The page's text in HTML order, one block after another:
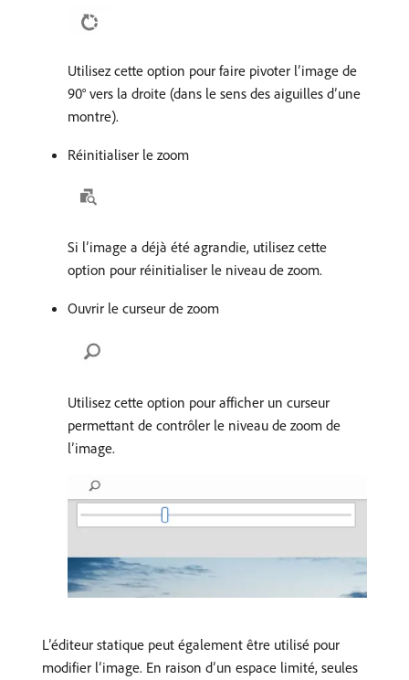
Utilisez cette option pour faire pivoter l’image de
90° vers la droite (dans le sens des aiguilles d’une
montre).
Réinitialiser le zoom
Si l’image a déjà été agrandie, utilisez cette
option pour réinitialiser le niveau de zoom.
Ouvrir le curseur de zoom
Utilisez cette option pour afficher un curseur
permettant de contrôler le niveau de zoom de
l’image.
L’éditeur statique peut également être utilisé pour
modifier l’image. En raison d’un espace limité, seules